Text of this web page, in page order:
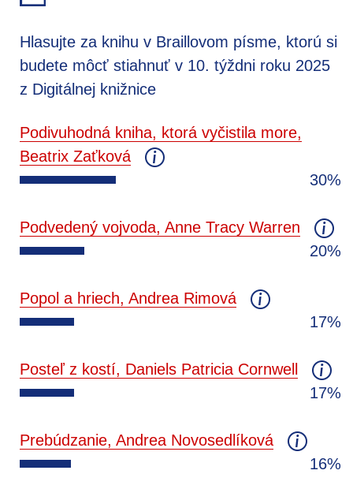
Hlasujte za knihu v Braillovom písme, ktorú si
budete môcť stiahnuť v 10. týždni roku 2025
z Digitálnej knižnice
Podivuhodná kniha, ktorá vyčistila more,
Beatrix Zaťková
30%
Podvedený vojvoda, Anne Tracy Warren
20%
Popol a hriech, Andrea Rimová
17%
Posteľ z kostí, Daniels Patricia Cornwell
17%
Prebúdzanie, Andrea Novosedlíková
16%